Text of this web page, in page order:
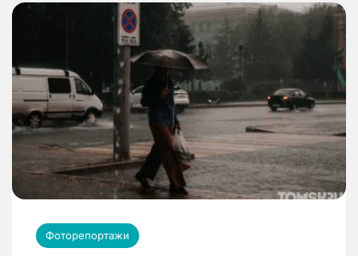
Фоторепортажи